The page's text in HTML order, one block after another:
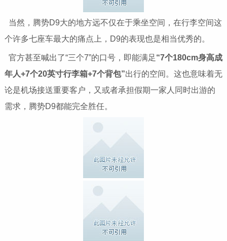
当然，腾势D9大的地方远不仅在于乘坐空间，在行李空间这
个许多七座车最大的痛点上，D9的表现也是相当优秀的。
官方甚至喊出了“三个7”的口号，即能满足“7个180cm身高成
年人+7个20英寸行李箱+7个背包”出行的空间。这也意味着无
论是机场接送重要客户，又或者承担假期一家人同时出游的
需求，腾势D9都能完全胜任。